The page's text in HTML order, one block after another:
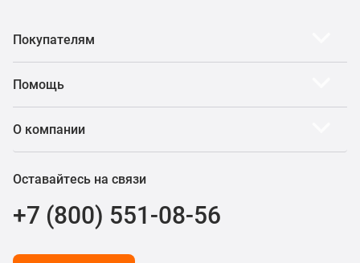
Покупателям
Помощь
О компании
Оставайтесь на связи
+7 (800) 551-08-56